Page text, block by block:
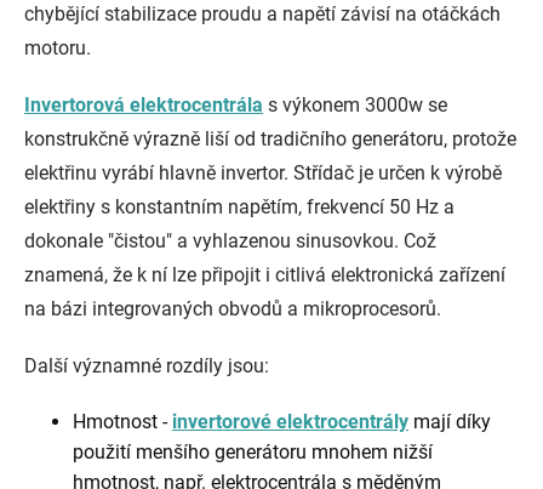
chybějící stabilizace proudu a napětí závisí na otáčkách
motoru.
Invertorová elektrocentrála s výkonem 3000w se
konstrukčně výrazně liší od tradičního generátoru, protože
elektřinu vyrábí hlavně invertor. Střídač je určen k výrobě
elektřiny s konstantním napětím, frekvencí 50 Hz a
dokonale "čistou" a vyhlazenou sinusovkou. Což
znamená, že k ní lze připojit i citlivá elektronická zařízení
na bázi integrovaných obvodů a mikroprocesorů.
Další významné rozdíly jsou:
Hmotnost - invertorové elektrocentrály mají díky
použití menšího generátoru mnohem nižší
hmotnost, např. elektrocentrála s měděným